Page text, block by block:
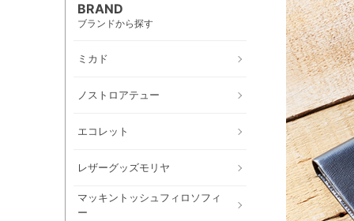
BRAND
ブランドから探す
ミカド
ノストロアテュー
エコレット
レザーグッズモリヤ
マッキントッシュフィロソフィ
ー